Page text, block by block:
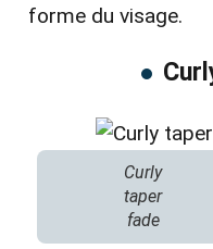
forme du visage.
Curly
taper
fade